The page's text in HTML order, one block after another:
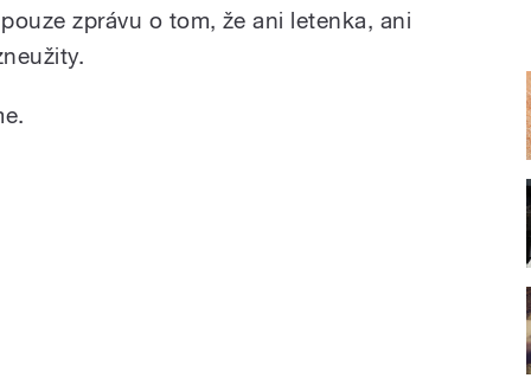
zprávu o tom, že ani letenka, ani